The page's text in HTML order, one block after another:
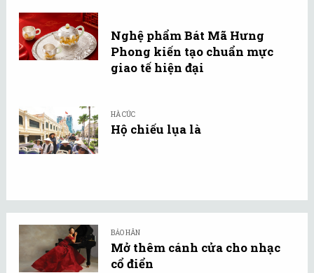
Nghệ phẩm Bát Mã Hưng
Phong kiến tạo chuẩn mực
giao tế hiện đại
HÀ CÚC
Hộ chiếu lụa là
BẢO HÂN
Mở thêm cánh cửa cho nhạc
cổ điển